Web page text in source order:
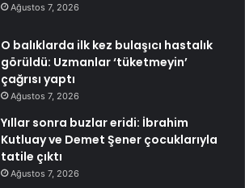
Ağustos 7, 2026
O balıklarda ilk kez bulaşıcı hastalık
görüldü: Uzmanlar ‘tüketmeyin’
çağrısı yaptı
Ağustos 7, 2026
Yıllar sonra buzlar eridi: İbrahim
Kutluay ve Demet Şener çocuklarıyla
tatile çıktı
Ağustos 7, 2026